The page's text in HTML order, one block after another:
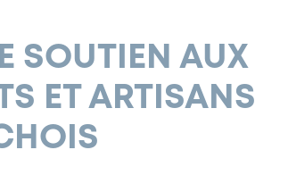
SOUTIEN AUX
ET ARTISANS